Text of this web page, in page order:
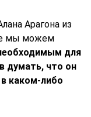
Арагона из
мы можем
для
думать, что он
каком-либо